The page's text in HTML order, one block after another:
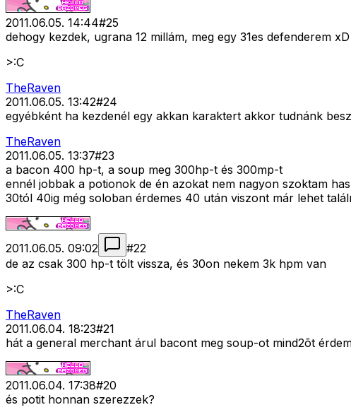
2011.06.05. 14:44#25
dehogy kezdek, ugrana 12 millám, meg egy 31es defenderem xD
>:C
TheRaven
2011.06.05. 13:42#24
egyébként ha kezdenél egy akkan karaktert akkor tudnánk
TheRaven
2011.06.05. 13:37#23
a bacon 400 hp-t, a soup meg 300hp-t és 300mp-t
ennél jobbak a potionok de én azokat nem nagyon szoktam
30tól 40ig még soloban érdemes 40 után viszont már lehet
2011.06.05. 09:02 #22
de az csak 300 hp-t tölt vissza, és 30on nekem 3k hpm van
>:C
TheRaven
2011.06.04. 18:23#21
hát a general merchant árul bacont meg soup-ot mind2õt
2011.06.04. 17:38#20
és potit honnan szerezzek?